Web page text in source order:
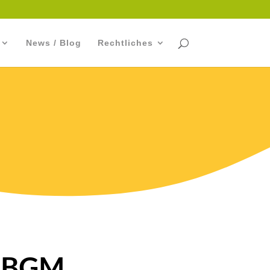
News / Blog Rechtliches